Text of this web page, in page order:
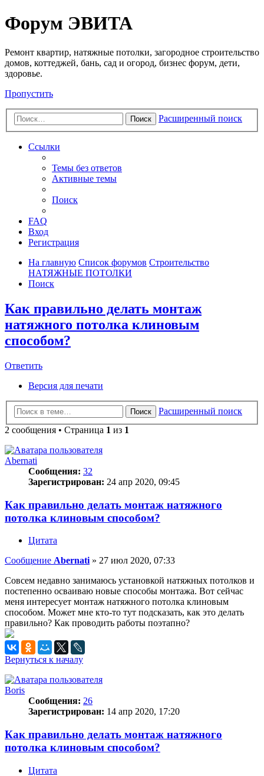
Регистрация
Форум ЭВИТА
Ремонт квартир, натяжные потолки, загородное строительство
домов, коттеджей, бань, сад и огород, бизнес форум, дети,
здоровье.
Пропустить
Поиск Расширенный поиск
Ссылки
Темы без ответов
Активные темы
Поиск
FAQ
Вход
Регистрация
На главную Список форумов Строительство
НАТЯЖНЫЕ ПОТОЛКИ
Поиск
Как правильно делать монтаж
натяжного потолка клиновым
способом?
Ответить
Ответить
Версия для печати
Поиск
Расширенный поиск
2 сообщения • Страница 1 из 1
Abernati
Сообщения: 32
Зарегистрирован: 24 апр 2020, 09:45
Как правильно делать монтаж натяжного
потолка клиновым способом?
Цитата
Сообщение Abernati » 27 июл 2020, 07:33
Совсем недавно занимаюсь установкой натяжных потолков и
постепенно осваиваю новые способы монтажа. Вот сейчас
меня интересует монтаж натяжного потолка клиновым
способом. Может мне кто-то тут подсказать, как это делать
правильно? Как проводить работы поэтапно?
Вернуться к началу
Boris
Сообщения: 26
Зарегистрирован: 14 апр 2020, 17:20
Как правильно делать монтаж натяжного
потолка клиновым способом?
Цитата